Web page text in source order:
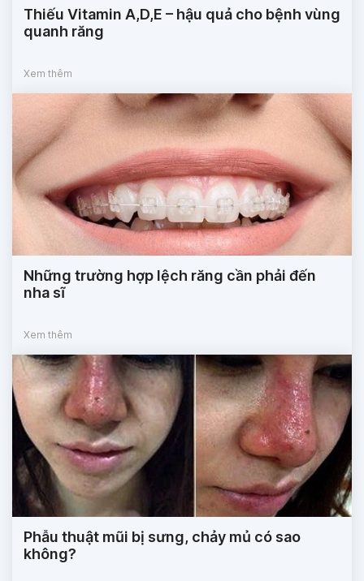
Thiếu Vitamin A,D,E – hậu quả cho bệnh vùng
quanh răng
Xem thêm
Những trường hợp lệch răng cần phải đến
nha sĩ
Xem thêm
Phẫu thuật mũi bị sưng, chảy mủ có sao
không?